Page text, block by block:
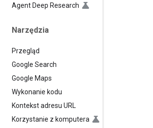
Agent Deep Research
Narzędzia
Przegląd
Google Search
Google Maps
Wykonanie kodu
Kontekst adresu URL
Korzystanie z komputera